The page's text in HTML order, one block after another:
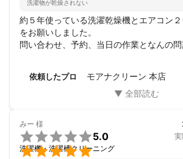
洗濯物が乾燥されない
約５年使っている洗濯乾燥機とエアコン
をお願いしました。
問い合わせ、予約、当日の作業となんの
らの質問にもわかりやすく回答していただ
次回もまたお願いしたいと思います。
依頼したプロ モアナクリーン 本店
みー 様


5.0
洗濯機・洗濯槽クリーニング